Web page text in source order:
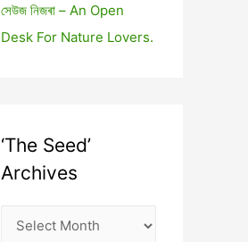
সেউজ নিজৰা – An Open
Desk For Nature Lovers.
‘The Seed’
Archives